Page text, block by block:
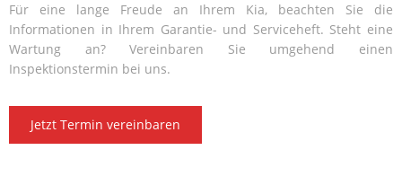
Für eine lange Freude an Ihrem Kia, beachten Sie die
Informationen in Ihrem Garantie- und Serviceheft. Steht eine
Wartung an? Vereinbaren Sie umgehend einen
Inspektionstermin bei uns.
Jetzt Termin vereinbaren